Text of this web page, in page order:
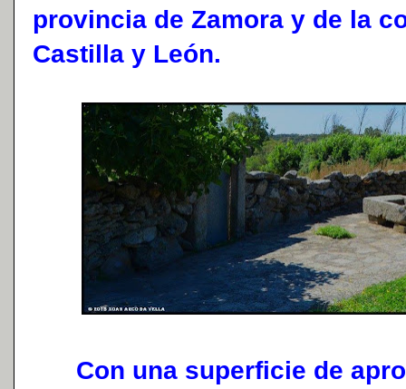
provincia de Zamora y de la
Castilla y León.
Con una superficie de